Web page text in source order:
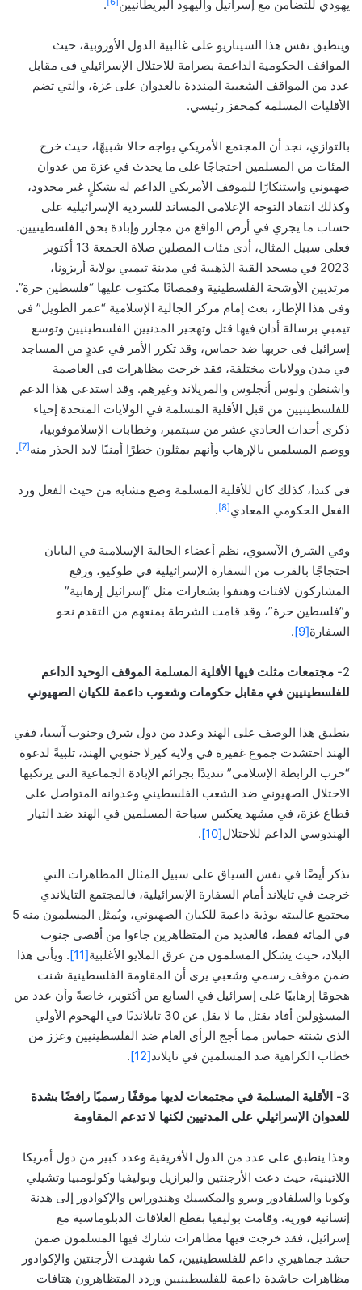
يهودي للتضامن مع إسرائيل واليهود البريطانيين .
وينطبق نفس هذا السيناريو على غالبية الدول الأوروبية، حيث
المواقف الحكومية الداعمة بصرامة للاحتلال الإسرائيلي فى مقابل
عدد من المواقف الشعبية المنددة بالعدوان على غزة، والتي تضم
الأقليات المسلمة كمحفز رئيسي.
بالتوازي، نجد أن المجتمع الأمريكي يواجه حالا شبيهًا، حيث خرج
المئات من المسلمين احتجاجًا على ما يحدث في غزة من عدوان
صهيوني واستنكارًا للموقف الأمريكي الداعم له بشكلٍ غير محدود،
وكذلك انتقاد التوجه الإعلامي المساند للسردية الإسرائيلية على
حساب ما يجري في أرض الواقع من مجازر وإبادة بحق الفلسطينيين.
فعلى سبيل المثال، أدى مئات المصلين صلاة الجمعة 13 أكتوبر
2023 في مسجد القبة الذهبية في مدينة تيمبي بولاية أريزونا،
مرتديين الأوشحة الفلسطينية وقمصانًا مكتوب عليها “فلسطين حرة”.
وفى هذا الإطار، بعث إمام مركز الجالية الإسلامية “عمر الطويل” في
تيمبي برسالة أدان فيها قتل وتهجير المدنيين الفلسطينيين وتوسع
إسرائيل فى حربها ضد حماس، وقد تكرر الأمر في عددٍ من المساجد
في مدن وولايات مختلفة، فقد خرجت مظاهرات فى العاصمة
واشنطن ولوس أنجلوس والمريلاند وغيرهم. وقد استدعى هذا الدعم
للفلسطينيين من قبل الأقلية المسلمة في الولايات المتحدة إحياء
ذكرى أحداث الحادي عشر من سبتمبر، وخطابات الإسلاموفوبيا،
ووصم المسلمين بالإرهاب وأنهم يمثلون خطرًا أمنيًا لابد الحذر منه[7]
.
في كندا، كذلك كان للأقلية المسلمة وضع مشابه من حيث الفعل ورد
الفعل الحكومي المعادي[8]
.
وفي الشرق الآسيوي، نظم أعضاء الجالية الإسلامية في اليابان
احتجاجًا بالقرب من السفارة الإسرائيلية في طوكيو، ورفع
المشاركون لافتات وهتفوا بشعارات مثل “إسرائيل إرهابية”
و”فلسطين حرة”، وقد قامت الشرطة بمنعهم من التقدم نحو
السفارة[9]
.
2-
مجتمعات مثلت فيها الأقلية المسلمة الموقف الوحيد الداعم
للفلسطينيين في مقابل حكومات وشعوب داعمة للكيان الصهيوني
ينطبق هذا الوصف على الهند وعدد من دول شرق وجنوب آسيا، ففي
الهند احتشدت جموع غفيرة في ولاية كيرلا جنوبي الهند، تلبيةً لدعوة
“حزب الرابطة الإسلامي” تنديدًا بجرائم الإبادة الجماعية التي يرتكبها
الاحتلال الصهيوني ضد الشعب الفلسطيني وعدوانه المتواصل على
قطاع غزة، في مشهد يعكس سباحة المسلمين في الهند ضد التيار
الهندوسي الداعم للاحتلال[10]
.
نذكر أيضًا في نفس السياق على سبيل المثال المظاهرات التي
خرجت في تايلاند أمام السفارة الإسرائيلية، فالمجتمع التايلاندي
مجتمع غالبيته بوذية داعمة للكيان الصهيوني، ويُمثل المسلمون منه 5
في المائة فقط، فالعديد من المتظاهرين جاءوا من أقصى جنوب
البلاد، حيث يشكل المسلمون من عرق الملايو الأغلبية[11]
. ويأتي هذا
ضمن موقف رسمي وشعبي يرى أن المقاومة الفلسطينية شنت
هجومًا إرهابيًا على إسرائيل في السابع من أكتوبر، خاصةً وأن عدد من
المسؤولين أفاد بقتل ما لا يقل عن 30 تايلانديًا في الهجوم الأولي
الذي شنته حماس مما أجج الرأي العام ضد الفلسطينيين وعزز من
خطاب الكراهية ضد المسلمين في تايلاند[12]
.
3- الأقلية المسلمة في مجتمعات لديها موقفًا رسميًا رافضًا بشدة
للعدوان الإسرائيلي على المدنيين لكنها لا تدعم المقاومة
وهذا ينطبق على عدد من الدول الأفريقية وعدد كبير من دول أمريكا
اللاتينية، حيث دعت الأرجنتين والبرازيل وبوليفيا وكولومبيا وتشيلي
وكوبا والسلفادور وبيرو والمكسيك وهندوراس والإكوادور إلى هدنة
إنسانية فورية. وقامت بوليفيا بقطع العلاقات الدبلوماسية مع
إسرائيل، فقد خرجت فيها مظاهرات شارك فيها المسلمون ضمن
حشد جماهيري داعم للفلسطينيين، كما شهدت الأرجنتين والإكوادور
مظاهرات حاشدة داعمة للفلسطينيين وردد المتظاهرون هتافات